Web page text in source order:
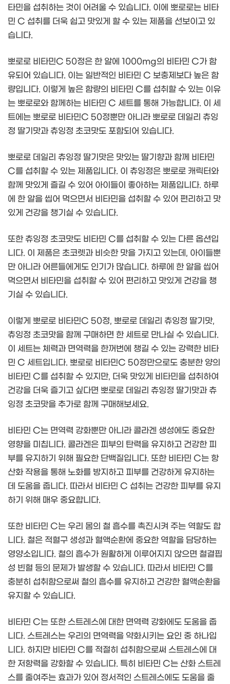
타민을 섭취하는 것이 어려울 수 있습니다. 이에 뽀로로는 비타
민 C 섭취를 더욱 쉽고 맛있게 할 수 있는 제품을 선보이고 있
습니다.
뽀로로 비타민C 50정은 한 알에 1000mg의 비타민 C가 함
유되어 있습니다. 이는 일반적인 비타민 C 보충제보다 높은 함
량입니다. 이렇게 높은 함량의 비타민 C를 섭취할 수 있는 이유
는 뽀로로와 함께하는 비타민 C 세트를 통해 가능합니다. 이 세
트에는 뽀로로 비타민C 50정뿐만 아니라 뽀로로 데일리 츄잉
정 딸기맛과 츄잉정 초코맛도 포함되어 있습니다.
뽀로로 데일리 츄잉정 딸기맛은 맛있는 딸기향과 함께 비타민
C를 섭취할 수 있는 제품입니다. 이 츄잉정은 뽀로로 캐릭터와
함께 맛있게 즐길 수 있어 아이들이 좋아하는 제품입니다. 하루
에 한 알을 씹어 먹으면서 비타민을 섭취할 수 있어 편리하고 맛
있게 건강을 챙기실 수 있습니다.
또한 츄잉정 초코맛도 비타민 C를 섭취할 수 있는 다른 옵션입
니다. 이 제품은 초코렛과 비슷한 맛을 가지고 있는데, 아이들뿐
만 아니라 어른들에게도 인기가 많습니다. 하루에 한 알을 씹어
먹으면서 비타민을 섭취할 수 있어 편리하고 맛있게 건강을 챙
기실 수 있습니다.
이렇게 뽀로로 비타민C 50정, 뽀로로 데일리 츄잉정 딸기맛,
츄잉정 초코맛을 함께 구매하면 한 세트로 만나실 수 있습니다.
이 세트는 체력과 면역력을 한꺼번에 챙길 수 있는 강력한 비타
민 C 세트입니다. 뽀로로 비타민C 50정만으로도 충분한 양의
비타민 C를 섭취할 수 있지만, 더욱 맛있게 비타민을 섭취하여
건강을 더욱 즐기고 싶다면 뽀로로 데일리 츄잉정 딸기맛과 츄
잉정 초코맛을 추가로 함께 구매해보세요.
비타민 C는 면역력 강화뿐만 아니라 콜라겐 생성에도 중요한
영향을 미칩니다. 콜라겐은 피부의 탄력을 유지하고 건강한 피
부를 유지하기 위해 필요한 단백질입니다. 또한 비타민 C는 항
산화 작용을 통해 노화를 방지하고 피부를 건강하게 유지하는
데 도움을 줍니다. 따라서 비타민 C 섭취는 건강한 피부를 유지
하기 위해 매우 중요합니다.
또한 비타민 C는 우리 몸의 철 흡수를 촉진시켜 주는 역할도 합
니다. 철은 적혈구 생성과 혈액순환에 중요한 역할을 담당하는
영양소입니다. 철의 흡수가 원활하게 이루어지지 않으면 철결핍
성 빈혈 등의 문제가 발생할 수 있습니다. 따라서 비타민 C를
충분히 섭취함으로써 철의 흡수를 유지하고 건강한 혈액순환을
유지할 수 있습니다.
비타민 C는 또한 스트레스에 대한 면역력 강화에도 도움을 줍
니다. 스트레스는 우리의 면역력을 약화시키는 요인 중 하나입
니다. 하지만 비타민 C를 적절히 섭취함으로써 스트레스에 대
한 저항력을 강화할 수 있습니다. 특히 비타민 C는 산화 스트레
스를 줄여주는 효과가 있어 정서적인 스트레스에도 도움을 줄